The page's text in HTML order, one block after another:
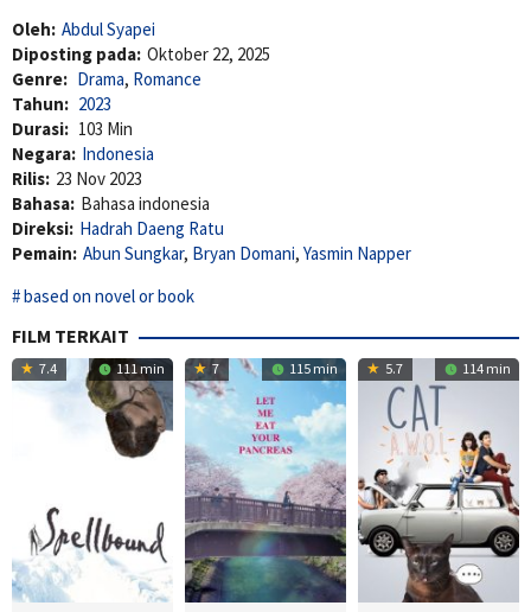
Oleh: Abdul Syapei
Diposting pada: Oktober 22, 2025
Genre: Drama, Romance
Tahun: 2023
Durasi: 103 Min
Negara: Indonesia
Rilis: 23 Nov 2023
Bahasa: Bahasa indonesia
Direksi: Hadrah Daeng Ratu
Pemain: Abun Sungkar, Bryan Domani, Yasmin Napper
based on novel or book
FILM TERKAIT
7.4 111 min 7 115 min 5.7 114 min